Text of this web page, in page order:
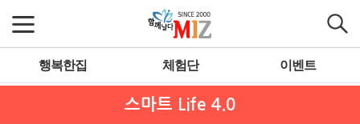
행복한집 체험단 이벤트
스마트 Life 4.0